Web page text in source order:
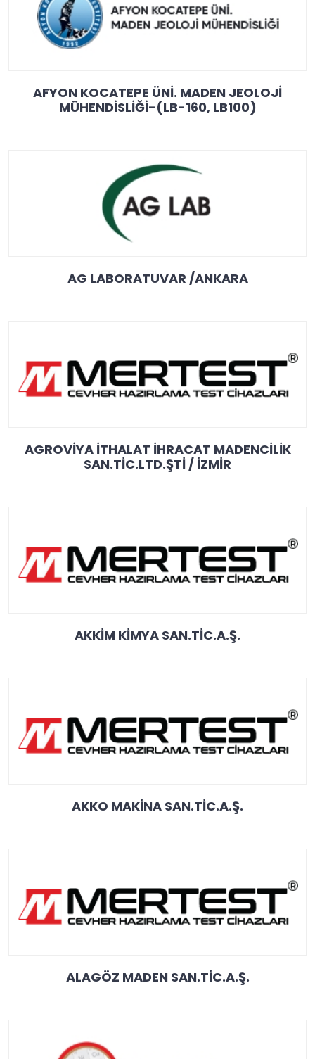
AFYON KOCATEPE ÜNİ. MADEN JEOLOJİ
MÜHENDİSLİĞİ-(LB-160, LB100)
AG LABORATUVAR /ANKARA
AGROVİYA İTHALAT İHRACAT MADENCİLİK
SAN.TİC.LTD.ŞTİ / İZMİR
AKKİM KİMYA SAN.TİC.A.Ş.
AKKO MAKİNA SAN.TİC.A.Ş.
ALAGÖZ MADEN SAN.TİC.A.Ş.